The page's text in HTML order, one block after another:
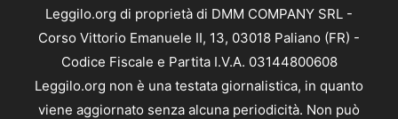
Leggilo.org di proprietà di DMM COMPANY SRL -
Corso Vittorio Emanuele II, 13, 03018 Paliano (FR) -
Codice Fiscale e Partita I.V.A. 03144800608
Leggilo.org non è una testata giornalistica, in quanto
viene aggiornato senza alcuna periodicità. Non può